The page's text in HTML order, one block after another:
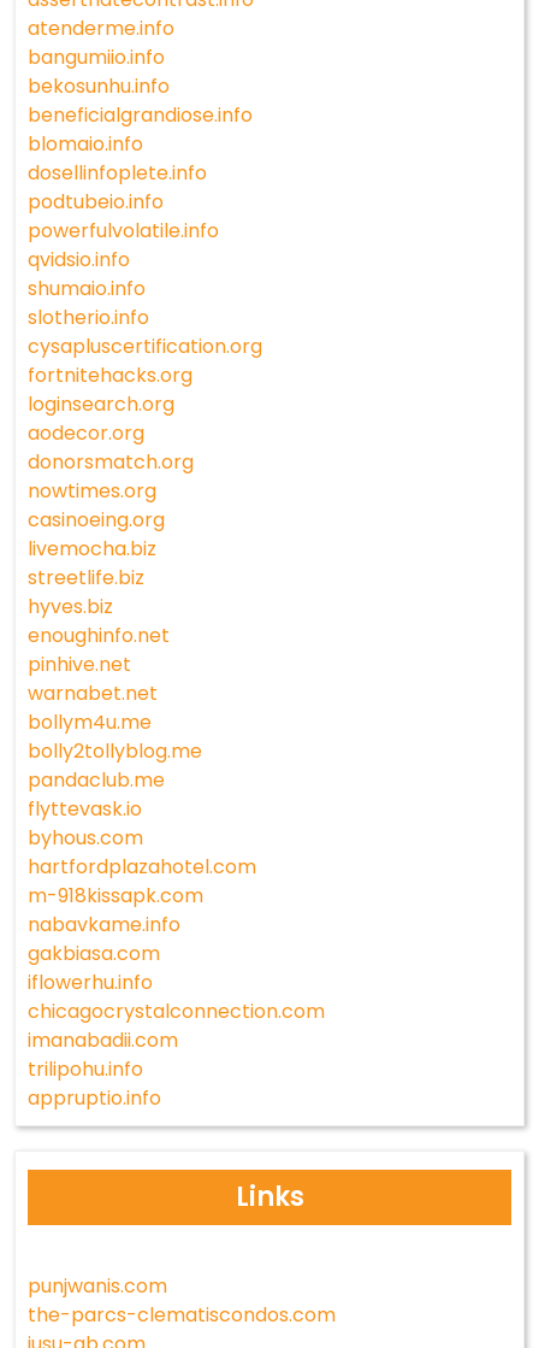
atenderme.info
bangumiio.info
bekosunhu.info
beneficialgrandiose.info
blomaio.info
dosellinfoplete.info
podtubeio.info
powerfulvolatile.info
qvidsio.info
shumaio.info
slotherio.info
cysapluscertification.org
fortnitehacks.org
loginsearch.org
aodecor.org
donorsmatch.org
nowtimes.org
casinoeing.org
livemocha.biz
streetlife.biz
hyves.biz
enoughinfo.net
pinhive.net
warnabet.net
bollym4u.me
bolly2tollyblog.me
pandaclub.me
flyttevask.io
byhous.com
hartfordplazahotel.com
m-918kissapk.com
nabavkame.info
gakbiasa.com
iflowerhu.info
chicagocrystalconnection.com
imanabadii.com
trilipohu.info
appruptio.info
Links
punjwanis.com
the-parcs-clematiscondos.com